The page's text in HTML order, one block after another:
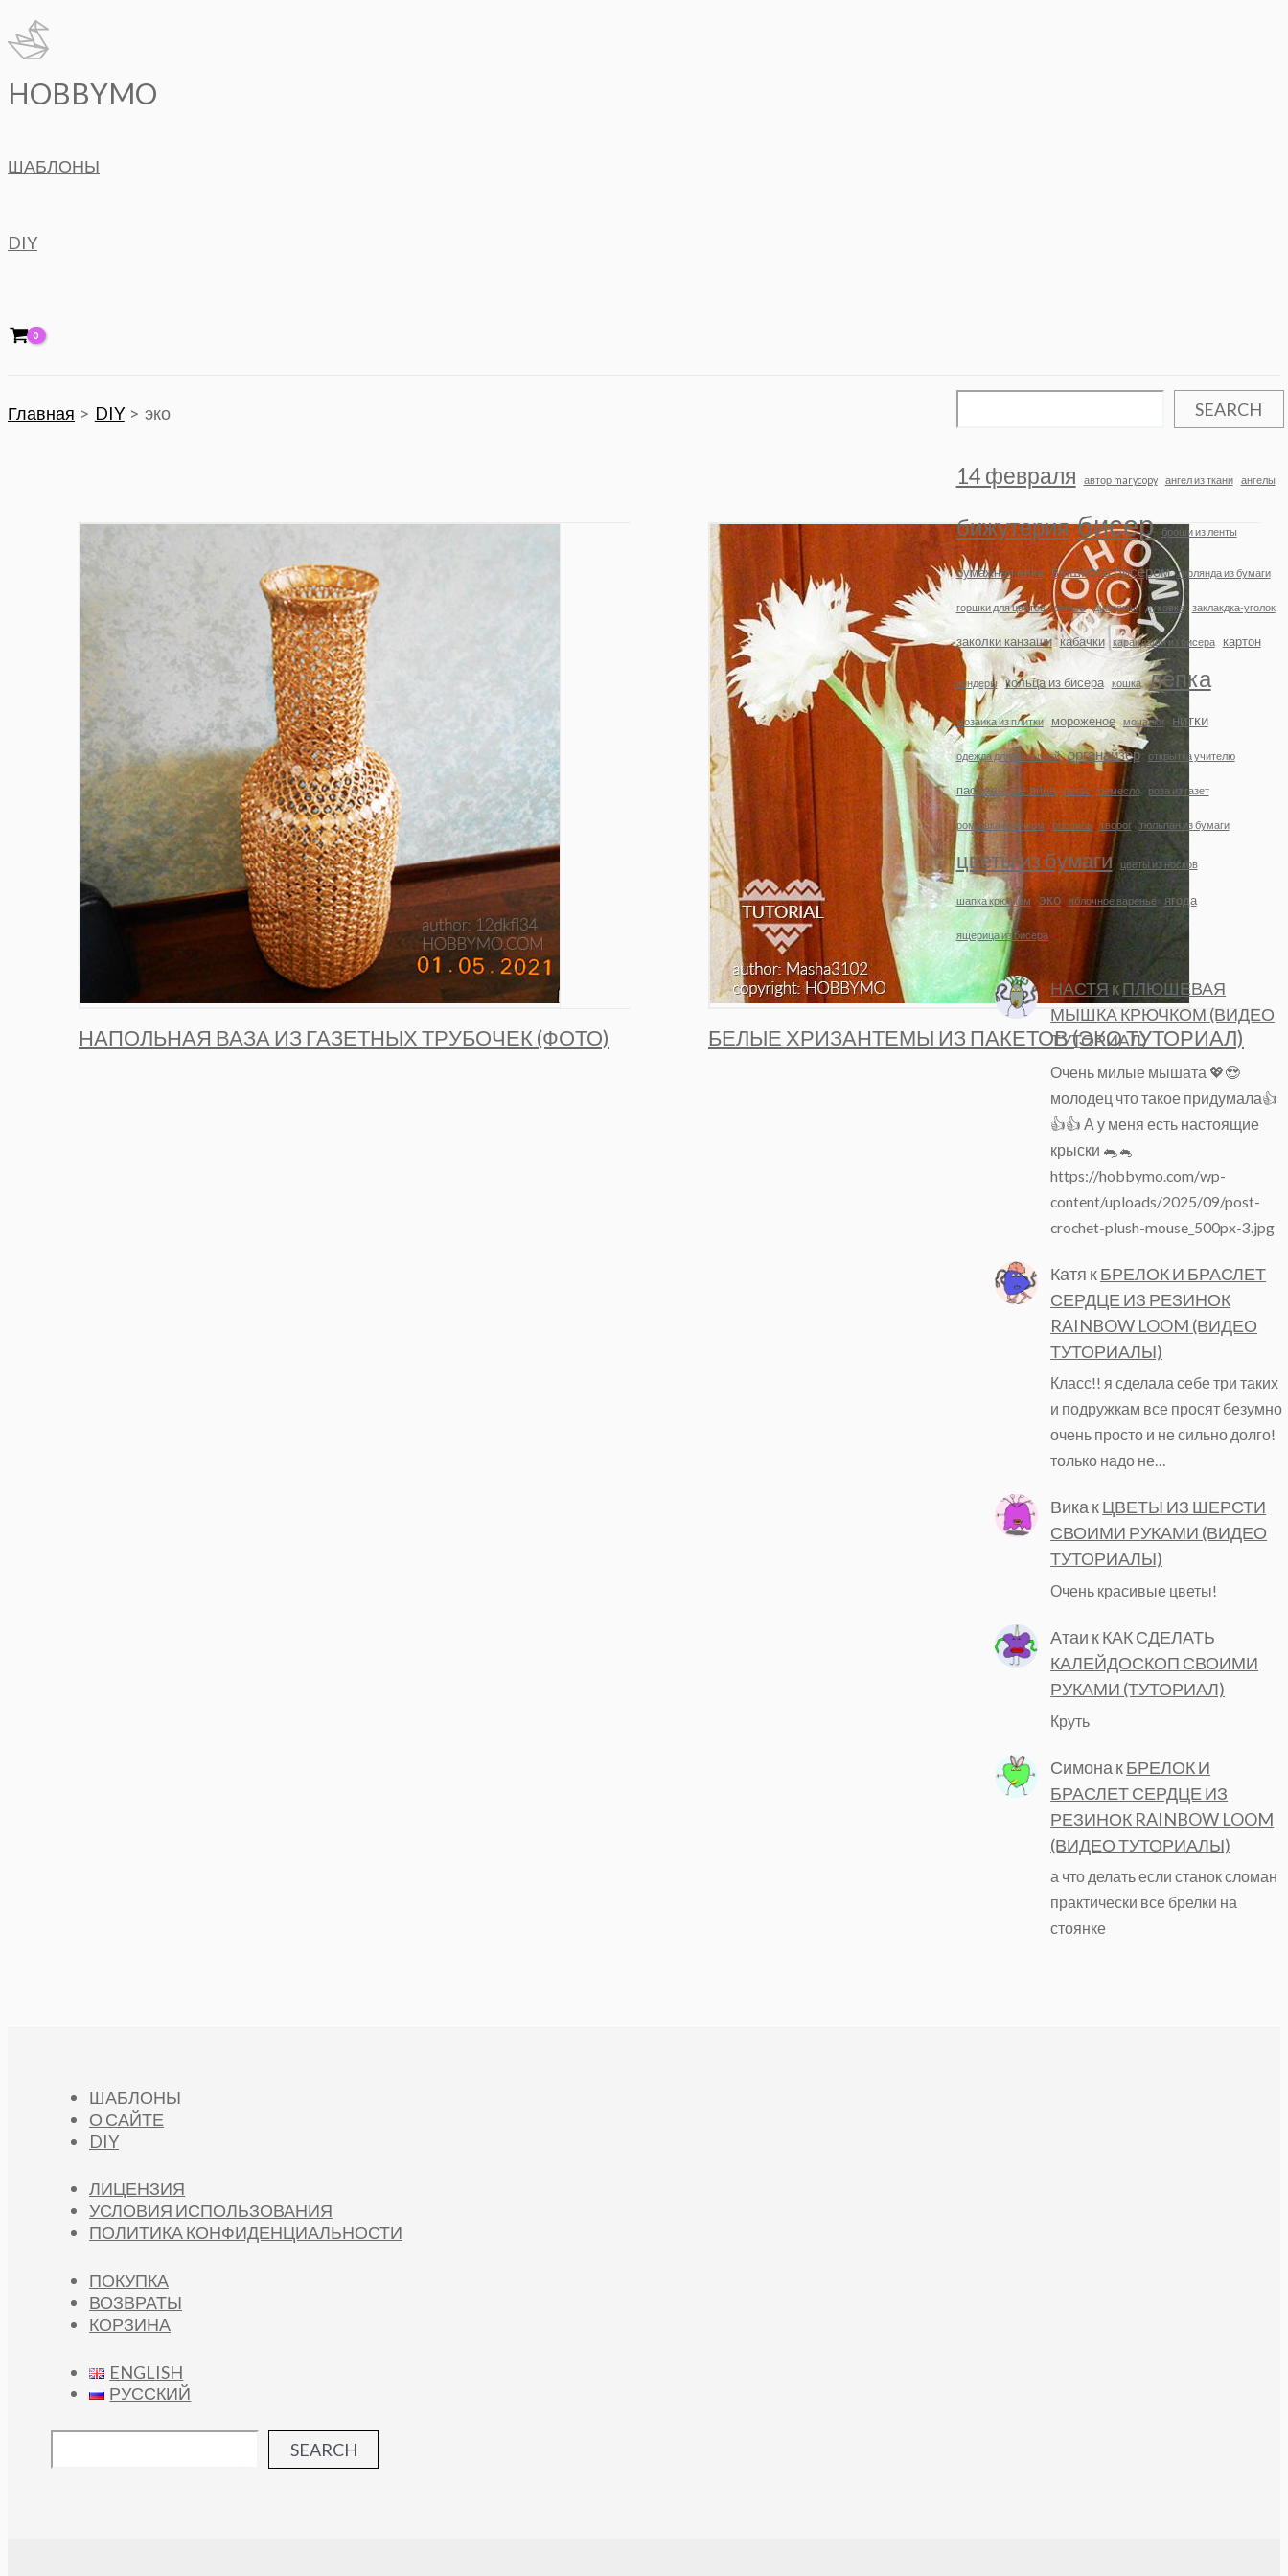
Перейти
к
содержимому
HOBBYMO
ШАБЛОНЫ
DIY
Главная DIY эко
НАПОЛЬНАЯ ВАЗА ИЗ ГАЗЕТНЫХ ТРУБОЧЕК (ФОТО) БЕЛЫЕ ХРИЗАНТЕМЫ ИЗ ПАКЕТОВ (ЭКО ТУТОРИАЛ)
SEARCH
14 февраля автор marycopy ангел из ткани ангелы
бижутерия бисер броши из ленты
бумажная елка вышивка бисером гирлянда из бумаги
горшки для цветов деньги диадемы духовка заклакдка-уголок
заколки канзаши кабачки карандаши из бисера картон
киндеры кольца из бисера кошка лепка
мозаика из плитки мороженое мочалки нитки
одежда для малышей органайзер открытка учителю
пасхальные яйца пегас ремесло роза из газет
ромашка крючком роспись творог тюльпан из бумаги
цветы из бумаги цветы из носков
шапка крючком эко яблочное варенье ягода
ящерица из бисера
НАСТЯ кПЛЮШЕВАЯ
МЫШКА КРЮЧКОМ (ВИДЕО
ТУТОРИАЛ)
Очень милые мышата 💖😍
молодец что такое придумала👍
👍👍 А у меня есть настоящие
крыски 🐀🐁
https://hobbymo.com/wp-
content/uploads/2025/09/post-
crochet-plush-mouse_500px-3.jpg
Катя кБРЕЛОК И БРАСЛЕТ
СЕРДЦЕ ИЗ РЕЗИНОК
RAINBOW LOOM (ВИДЕО
ТУТОРИАЛЫ)
Класс!! я сделала себе три таких
и подружкам все просят безумно
очень просто и не сильно долго!
только надо не…
ВикакЦВЕТЫ ИЗ ШЕРСТИ
СВОИМИ РУКАМИ (ВИДЕО
ТУТОРИАЛЫ)
Очень красивые цветы!
Атаи кКАК СДЕЛАТЬ
КАЛЕЙДОСКОП СВОИМИ
РУКАМИ (ТУТОРИАЛ)
Круть
Симона кБРЕЛОК И
БРАСЛЕТ СЕРДЦЕ ИЗ
РЕЗИНОК RAINBOW LOOM
(ВИДЕО ТУТОРИАЛЫ)
а что делать если станок сломан
практически все брелки на
стоянке
ШАБЛОНЫ
О САЙТЕ
DIY
ЛИЦЕНЗИЯ
УСЛОВИЯ ИСПОЛЬЗОВАНИЯ
ПОЛИТИКА КОНФИДЕНЦИАЛЬНОСТИ
ПОКУПКА
ВОЗВРАТЫ
КОРЗИНА
ENGLISH
РУССКИЙ
SEARCH